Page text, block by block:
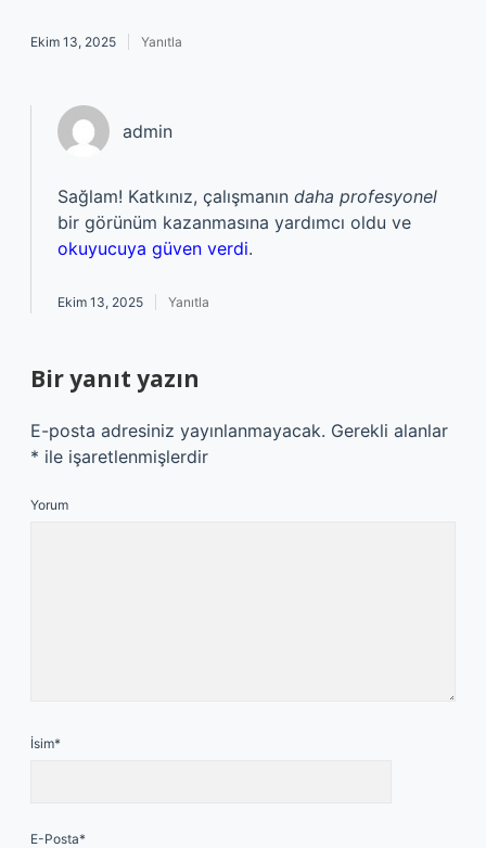
Ekim 13, 2025 Yanıtla
admin
Sağlam! Katkınız, çalışmanın daha profesyonel
bir görünüm kazanmasına yardımcı oldu ve
okuyucuya güven verdi.
Ekim 13, 2025 Yanıtla
Bir yanıt yazın
E-posta adresiniz yayınlanmayacak. Gerekli alanlar
* ile işaretlenmişlerdir
Yorum
İsim*
E-Posta*